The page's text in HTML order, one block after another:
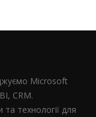
Microsoft
CRM.
технології для